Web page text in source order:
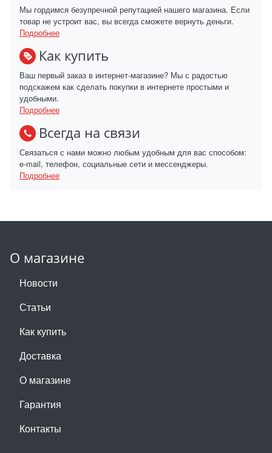
Мы гордимся безупречной репутацией нашего магазина. Если
товар не устроит вас, вы всегда сможете вернуть деньги.
Подробнее
Как купить
Ваш первый заказ в интернет-магазине? Мы с радостью
подскажем как сделать покупки в интернете простыми и
удобными.
Подробнее
Всегда на связи
Связаться с нами можно любым удобным для вас способом:
e-mail, телефон, социальные сети и мессенджеры.
Подробнее
О магазине
Новости
Статьи
Как купить
Доставка
О магазине
Гарантия
Контакты